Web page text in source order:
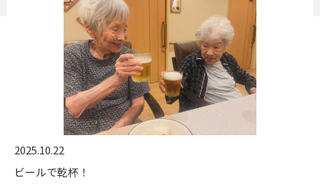
2025.10.22
ビールで乾杯！